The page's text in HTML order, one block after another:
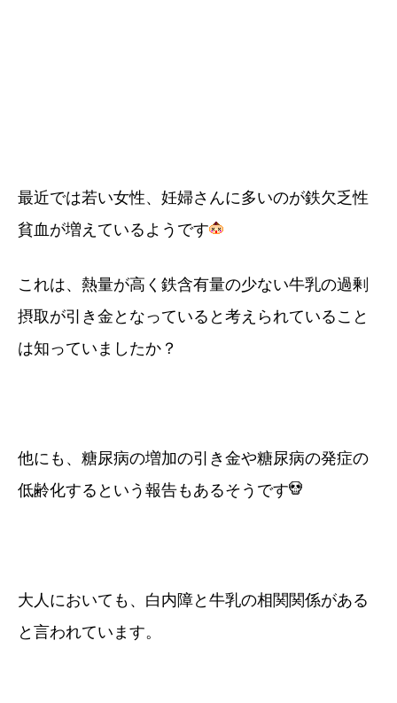
最近では若い女性、妊婦さんに多いのが鉄欠乏性
貧血が増えているようです
これは、熱量が高く鉄含有量の少ない牛乳の過剰
摂取が引き金となっていると考えられていること
は知っていましたか？
他にも、糖尿病の増加の引き金や糖尿病の発症の
低齢化するという報告もあるそうです
大人においても、白内障と牛乳の相関関係がある
と言われています。